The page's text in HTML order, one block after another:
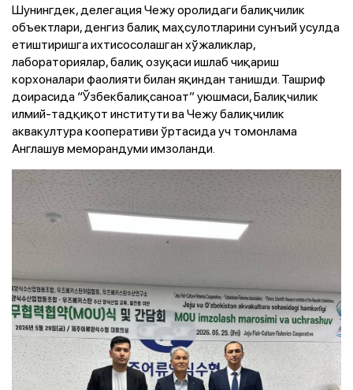
Шунингдек, делегация Чежу оролидаги балиқчилик
объектлари, денгиз балиқ маҳсулотларини сунъий усулда
етиштиришга ихтисосолашган хўжаликлар,
лабораториялар, балиқ озуқаси ишлаб чиқариш
корхоналари фаолияти билан яқиндан танишди. Ташриф
доирасида “Ўзбекбалиқсаноат” уюшмаси, Балиқчилик
илмий-тадқиқот институти ва Чежу балиқчилик
аквакултура кооперативи ўртасида уч томонлама
Англашув меморандуми имзоланди.